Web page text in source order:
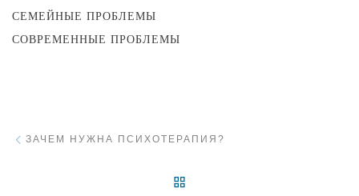
СЕМЕЙНЫЕ ПРОБЛЕМЫ
СОВРЕМЕННЫЕ ПРОБЛЕМЫ
ЗАЧЕМ НУЖНА ПСИХОТЕРАПИЯ?